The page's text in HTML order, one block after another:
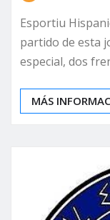
Esportiu
partido de esta
especial, dos
MÁS